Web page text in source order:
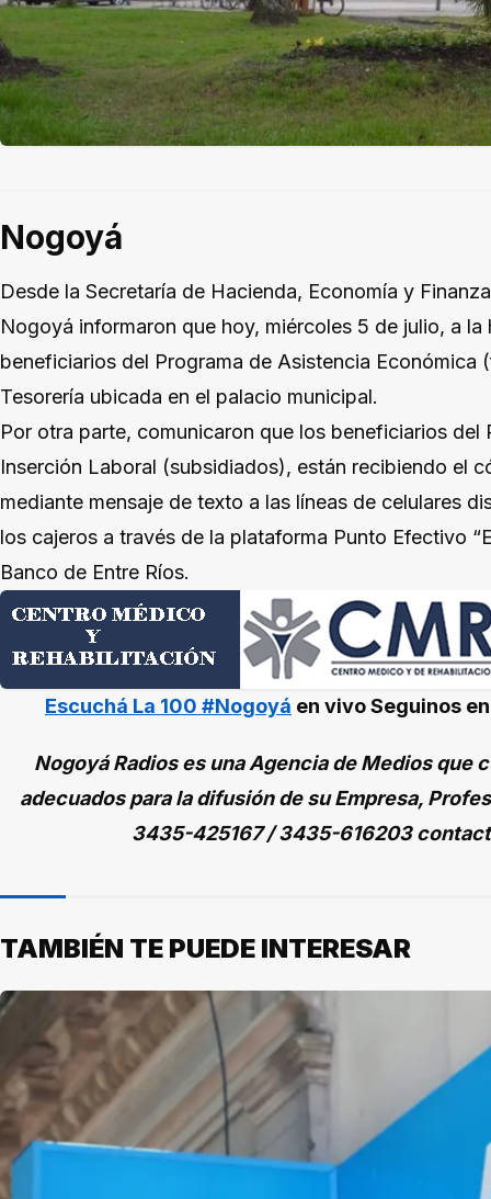
Nogoyá
Desde la Secretaría de Hacienda, Economía y
Nogoyá informaron que hoy, miércoles 5 de julio, a la
beneficiarios del Programa de Asistencia Económica
Tesorería ubicada en el palacio municipal.
Por otra parte, comunicaron que los beneficiarios del
Inserción Laboral (subsidiados), están recibiendo el
mediante mensaje de texto a las líneas de celulares
los cajeros a través de la plataforma Punto Efectivo
Banco de Entre Ríos.
Escuchá La 100 #Nogoyá en vivoSeguinos
Nogoyá Radios es una Agencia de Medios
adecuados para la difusión de su Empresa,
3435-425167 / 3435-616203
TAMBIÉN TE PUEDE INTERESAR